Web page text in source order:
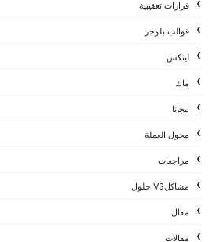
قرارات تعقيبية
قوالب بلوجر
لينكس
ماك
مجانا
محول العملة
مراجعات
مشاكلVS حلول
مقال
مقالات